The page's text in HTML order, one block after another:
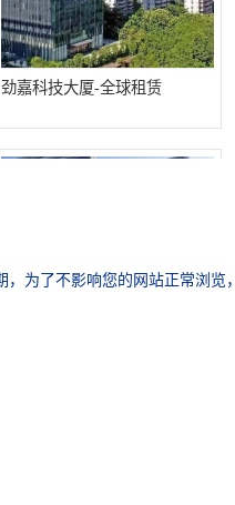
劲嘉科技大厦-全球租赁